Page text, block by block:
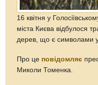
16 квітня у
міста Києва відбулося
дерев, що є символами
Про це повідомляє
Миколи Томенка.